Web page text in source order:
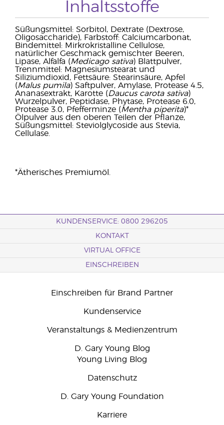
Inhaltsstoffe
Süßungsmittel: Sorbitol, Dextrate (Dextrose,
Oligosaccharide), Farbstoff: Calciumcarbonat,
Bindemittel: Mirkrokristalline Cellulose,
natürlicher Geschmack gemischter Beeren,
Lipase, Alfalfa (Medicago sativa) Blattpulver,
Trennmittel: Magnesiumstearat und
Siliziumdioxid, Fettsäure: Stearinsäure, Apfel
(Malus pumila) Saftpulver, Amylase, Protease 4.5,
Ananasextrakt, Karotte (Daucus carota sativa)
Wurzelpulver, Peptidase, Phytase, Protease 6.0,
Protease 3.0, Pfefferminze (Mentha piperita)*
Ölpulver aus den oberen Teilen der Pflanze,
Süßungsmittel: Steviolglycoside aus Stevia,
Cellulase.
*Ätherisches Premiumöl.
KUNDENSERVICE: 0800 296205
KONTAKT
VIRTUAL OFFICE
EINSCHREIBEN
Einschreiben für Brand Partner
Kundenservice
Veranstaltungs & Medienzentrum
D. Gary Young Blog
Young Living Blog
Datenschutz
D. Gary Young Foundation
Karriere